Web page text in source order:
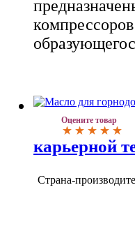
Оцените товар
карьерной
Страна-